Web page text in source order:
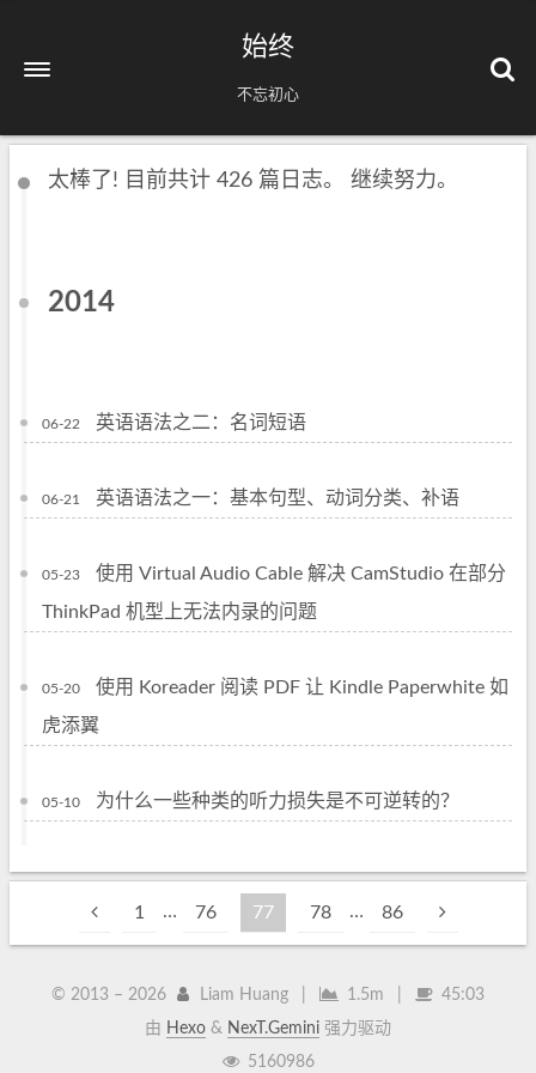
始终
不忘初心
太棒了! 目前共计 426 篇日志。 继续努力。
2014
06-22 英语语法之二：名词短语
06-21 英语语法之一：基本句型、动词分类、补语
05-23
使用 Virtual Audio Cable 解决 CamStudio 在部分
ThinkPad 机型上无法内录的问题
05-20
使用 Koreader 阅读 PDF 让 Kindle Paperwhite 如
虎添翼
05-10 为什么一些种类的听力损失是不可逆转的？
1 … 76 77 78 … 86
© 2013 – 2026 Liam Huang 1.5m
45:03
由 Hexo & NexT.Gemini 强力驱动
5160986